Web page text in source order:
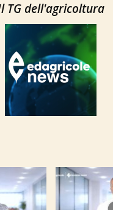
TG dell'agricoltura